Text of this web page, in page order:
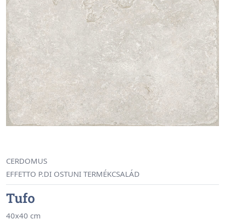
CERDOMUS
EFFETTO P.DI OSTUNI TERMÉKCSALÁD
Tufo
40x40 cm